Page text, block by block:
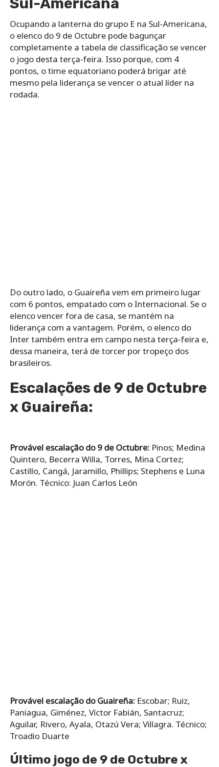
Ocupando a lanterna do grupo E na Sul-Americana,
o elenco do 9 de Octubre pode bagunçar
completamente a tabela de classificação se vencer
o jogo desta terça-feira. Isso porque, com 4
pontos, o time equatoriano poderá brigar até
mesmo pela liderança se vencer o atual líder na
rodada.
Do outro lado, o Guaireña vem em primeiro lugar
com 6 pontos, empatado com o Internacional. Se o
elenco vencer fora de casa, se mantém na
liderança com a vantagem. Porém, o elenco do
Inter também entra em campo nesta terça-feira e,
dessa maneira, terá de torcer por tropeço dos
brasileiros.
Escalações de 9 de Octubre
x Guaireña:
Provável escalação do 9 de Octubre: Pinos; Medina
Quintero, Becerra Willa, Torres, Mina Cortez;
Castillo, Cangá, Jaramillo, Phillips; Stephens e Luna
Morón. Técnico: Juan Carlos León
Provável escalação do Guaireña: Escobar; Ruiz,
Paniagua, Giménez, Víctor Fabián, Santacruz;
Aguilar, Rivero, Ayala, Otazú Vera; Villagra. Técnico;
Troadio Duarte
Último jogo de 9 de Octubre x